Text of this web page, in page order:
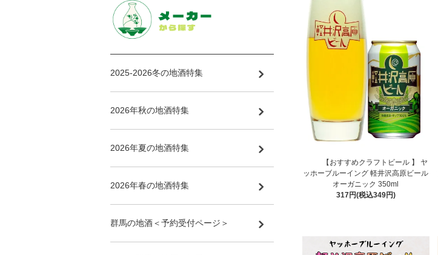
【おすすめクラフトビール 】 ヤ
ッホーブルーイング 軽井沢高原ビール
オーガニック 350ml
317円(税込349円)
2025-2026冬の地酒特集
2026年秋の地酒特集
2026年夏の地酒特集
2026年春の地酒特集
群馬の地酒＜予約受付ページ＞